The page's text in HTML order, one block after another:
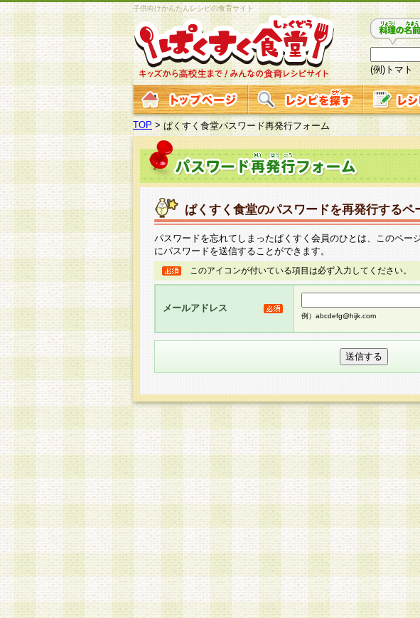
子供向けかんたんレシピの食育サイト
(例)トマ
TOP >ぱくすく食堂パスワード再発行フォーム
ぱくすく食堂のパスワードを再発行するペ
パスワードを忘れてしまったぱくすく会員のひとは、このペー
にパスワードを送信することができます。
このアイコンが付いている項目は必ず入力してください。
メールアドレス
例）abcdefg@hijk.com